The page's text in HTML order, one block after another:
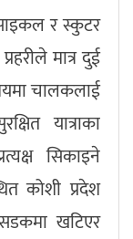
र स्कुटर
मात्र दुई
चालकलाई
यात्राका
सिकाइने
कोशी प्रदेश
खटिएर